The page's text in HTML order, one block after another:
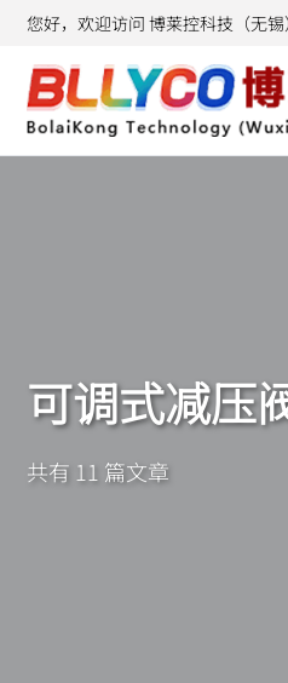
您好，欢迎访问 博莱控科技（无锡
可调式减压
共有 11 篇文章